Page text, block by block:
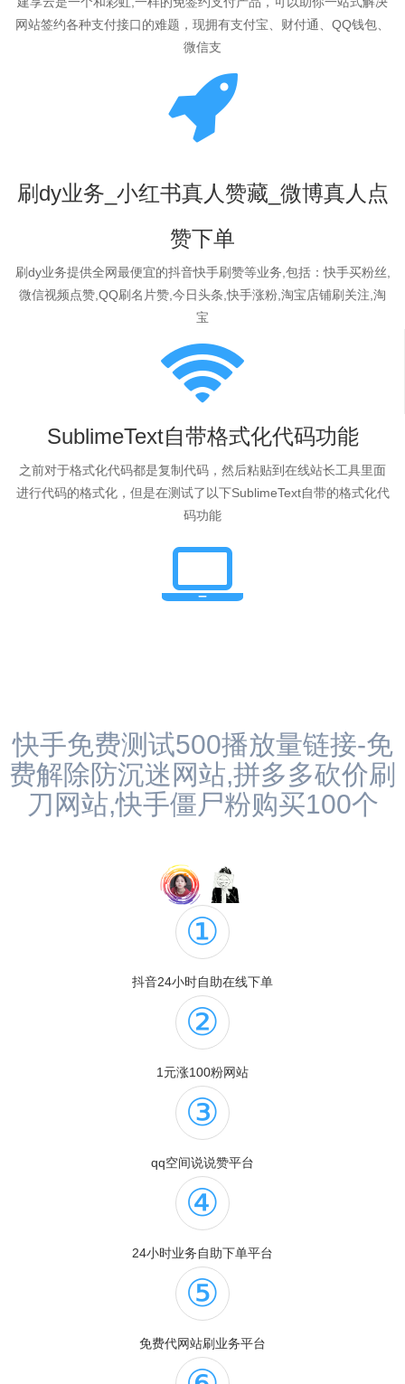
网站签约各种支付接口的难题，现拥有支付宝、财付通、QQ钱包、
微信支
刷dy业务_小红书真人赞藏_微博真人点
赞下单
刷dy业务提供全网最便宜的抖音快手刷赞等业务,包括：快手买粉丝,
微信视频点赞,QQ刷名片赞,今日头条,快手涨粉,淘宝店铺刷关注,淘
宝
SublimeText自带格式化代码功能
之前对于格式化代码都是复制代码，然后粘贴到在线站长工具里面
进行代码的格式化，但是在测试了以下SublimeText自带的格式化代
码功能
快手免费测试500播放量链接-免
费解除防沉迷网站,拼多多砍价刷
刀网站,快手僵尸粉购买100个
①
抖音24小时自助在线下单
②
1元涨100粉网站
③
qq空间说说赞平台
④
24小时业务自助下单平台
⑤
免费代网站刷业务平台